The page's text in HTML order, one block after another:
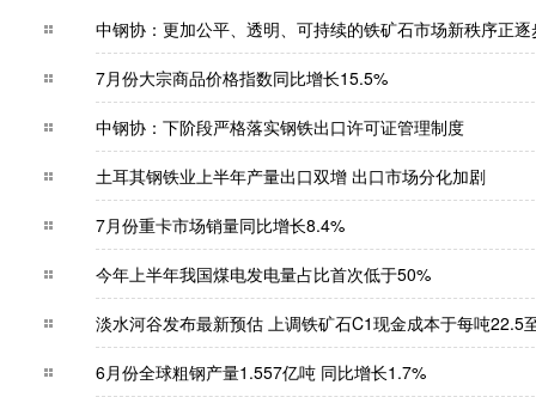
中钢协：更加公平、透明、可持续的铁矿石市场新
7月份大宗商品价格指数同比增长15.5%
中钢协：下阶段严格落实钢铁出口许可证管理制
土耳其钢铁业上半年产量出口双增 出口市场分化
7月份重卡市场销量同比增长8.4%
今年上半年我国煤电发电量占比首次低于50%
淡水河谷发布最新预估 上调铁矿石C1现金成本于
6月份全球粗钢产量1.557亿吨 同比增长1.7%